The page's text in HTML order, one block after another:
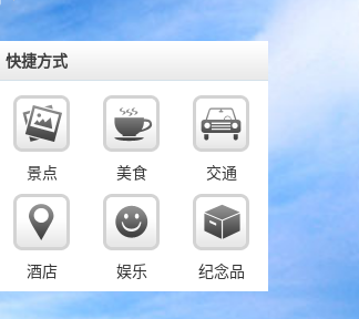
体
快捷方式
景点 美食 交通
酒店 娱乐 纪念品